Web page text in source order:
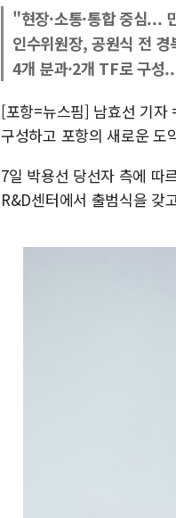
"현장·소통·통합 중심...
인수위원장, 공원식 전
4개 분과·2개 TF로 구성
[포항=뉴스핌] 남효선 기자
구성하고 포항의 새로운 도
7일 박용선 당선자 측에 따
R&D센터에서 출범식을 갖